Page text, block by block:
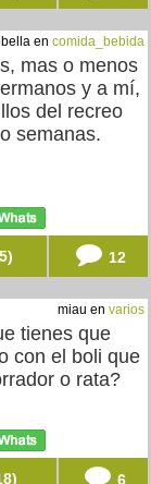
en comida_bebida
mas o menos
y a mí,
del recreo
semanas.
12
miau en varios
tienes que
con el boli que
o rata?
6